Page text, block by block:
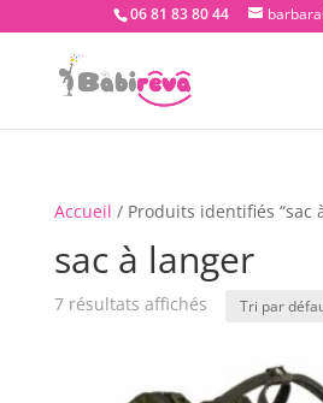
06 81 83 80 44
Accueil / Produits identifiés “sac
sac à langer
7 résultats affichés